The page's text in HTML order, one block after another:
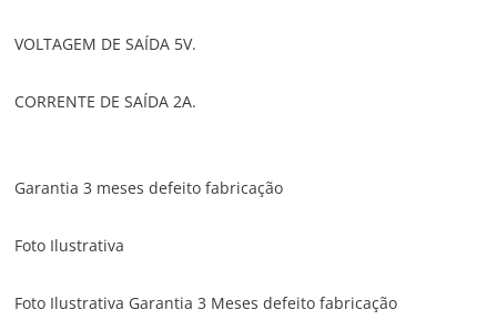
VOLTAGEM DE SAÍDA 5V.
CORRENTE DE SAÍDA 2A.
Garantia 3 meses defeito fabricação
Foto Ilustrativa
Foto Ilustrativa Garantia 3 Meses defeito fabricação